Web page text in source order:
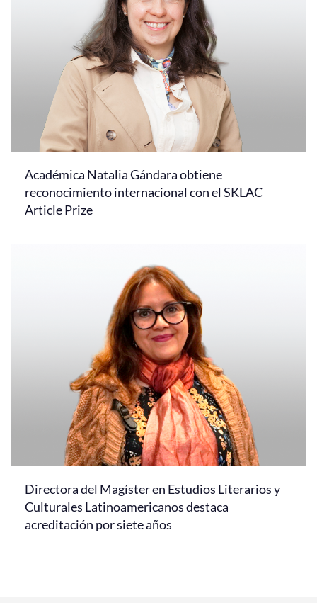
Académica Natalia Gándara obtiene
reconocimiento internacional con el SKLAC
Article Prize
Directora del Magíster en Estudios Literarios y
Culturales Latinoamericanos destaca
acreditación por siete años